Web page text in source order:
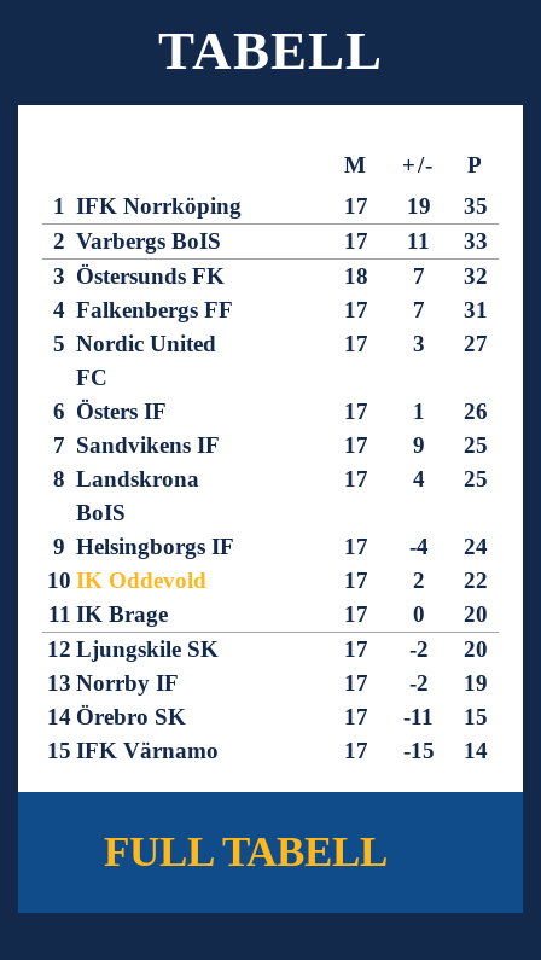
TABELL
M +/-
P
1 IFK Norrköping 17 19
35
2 Varbergs BoIS 17 11
33
3 Östersunds FK 18 7
32
4 Falkenbergs FF 17 7
31
5 Nordic United
FC
17 3 27
6 Östers IF 17 1
26
7 Sandvikens IF 17 9
25
8 Landskrona
BoIS
17 4 25
9 Helsingborgs IF 17 -4
24
10 IK Oddevold 17 2
22
11 IK Brage 17 0
20
12 Ljungskile SK 17 -2
20
13 Norrby IF 17 -2
19
14 Örebro SK 17 -11
15
15 IFK Värnamo 17 -15
14
FULL TABELL